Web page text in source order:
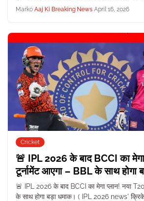
Marko Aaj Ki Breaking News April 16, 2026
Cricket
🚨 IPL 2026 के बाद BCCI का
टूर्नामेंट आएगा – BBL के साथ होगा
🚨 IPL 2026 के बाद BCCI का मेगा प्लान! नया T20
के साथ होगा बड़ा धमाक। ( IPL 2026 news'